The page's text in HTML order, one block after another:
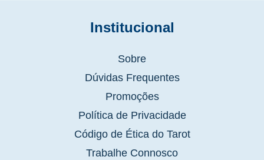
Institucional
Sobre
Dúvidas Frequentes
Promoções
Política de Privacidade
Código de Ética do Tarot
Trabalhe Connosco